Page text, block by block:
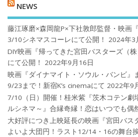
NEWS
藤江琢磨×森岡龍P×下社敦郎監督・映画『
3/10シネマスコーレにて公開！
2024年3
DIY映画『帰ってきた宮田バスターズ（
にて公開！
2022年9月16日
映画『ダイナマイト・ソウル・バンビ』
9/23まで！新宿K’s cinemaにて 2022年9
7/10（日）開催！桂米紫『茨木コテン劇
ルシネマ～』合縁奇縁！恋はいつでも偶
大好評につき上映延長の映画『宮田バス
よいよ大団円！ラスト12/14・16の舞台